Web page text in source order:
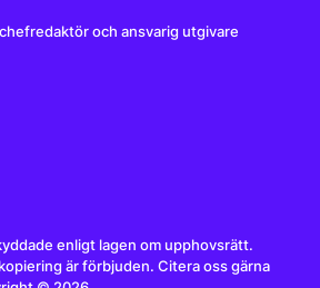
chefredaktör och ansvarig utgivare
enligt lagen om upphovsrätt.
är förbjuden. Citera oss gärna